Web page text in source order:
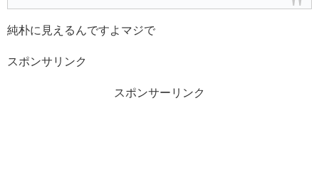
純朴に見えるんですよマジで
スポンサリンク
スポンサーリンク